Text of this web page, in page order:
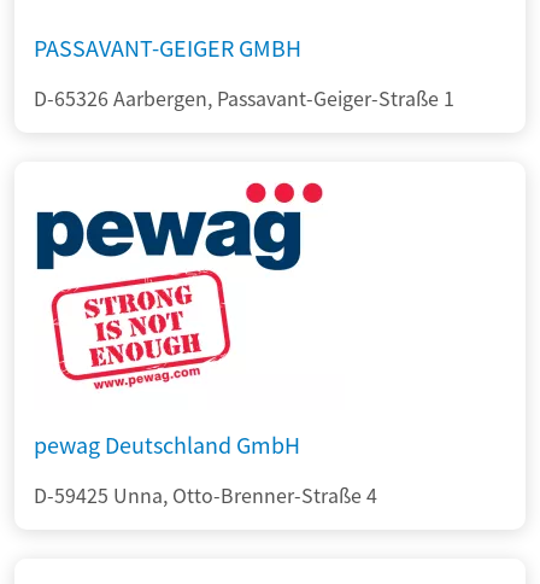
PASSAVANT-GEIGER GMBH
D-65326 Aarbergen, Passavant-Geiger-Straße 1
pewag Deutschland GmbH
D-59425 Unna, Otto-Brenner-Straße 4